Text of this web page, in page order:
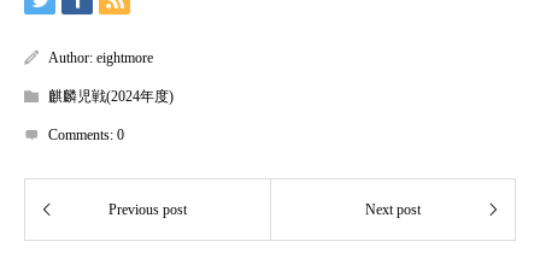
Author: eightmore
麒麟児戦(2024年度)
Comments: 0